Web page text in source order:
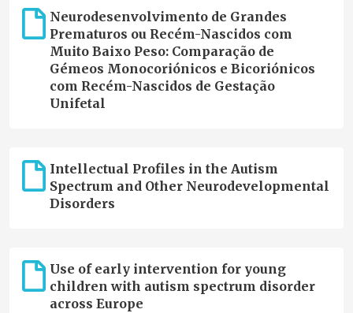
Neurodesenvolvimento de Grandes
Prematuros ou Recém-Nascidos com
Muito Baixo Peso: Comparação de
Gémeos Monocoriónicos e Bicoriónicos
com Recém-Nascidos de Gestação
Unifetal
Intellectual Profiles in the Autism
Spectrum and Other Neurodevelopmental
Disorders
Use of early intervention for young
children with autism spectrum disorder
across Europe